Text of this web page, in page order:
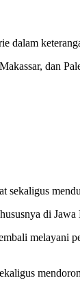
dalam
dan
sekaligus
di
melayani